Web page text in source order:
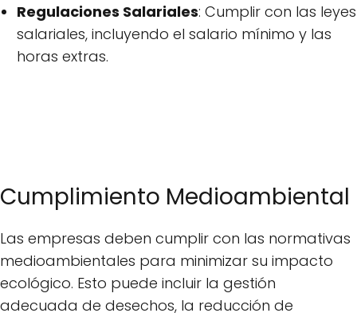
Regulaciones Salariales: Cumplir con las leyes
salariales, incluyendo el salario mínimo y las
horas extras.
Cumplimiento Medioambiental
Las empresas deben cumplir con las normativas
medioambientales para minimizar su impacto
ecológico. Esto puede incluir la gestión
adecuada de desechos, la reducción de